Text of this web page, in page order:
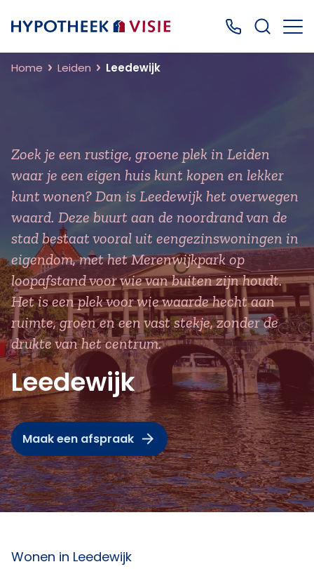
Terug naar home Bel ons: 0499
Home Leiden Leedewijk
Zoek je een rustige, groene plek in Leiden
waar je een eigen huis kunt kopen en lekker
kunt wonen? Dan is Leedewijk het overwegen
waard. Deze buurt aan de noordrand van de
stad bestaat vooral uit eengezinswoningen in
eigendom, met het Merenwijkpark op
loopafstand voor wie van buiten zijn houdt.
Het is een plek voor wie waarde hecht aan
ruimte, groen en een vast stekje, zonder de
drukte van het centrum.
Leedewijk
Maak een afspraak
Wonen in Leedewijk